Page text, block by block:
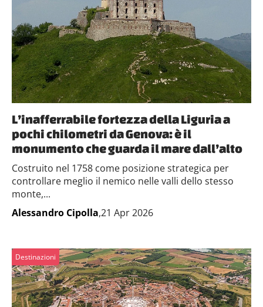
L’inafferrabile fortezza della Liguria a
pochi chilometri da Genova: è il
monumento che guarda il mare dall’alto
Costruito nel 1758 come posizione strategica per
controllare meglio il nemico nelle valli dello stesso
monte,...
Alessandro Cipolla,21 Apr 2026
Destinazioni